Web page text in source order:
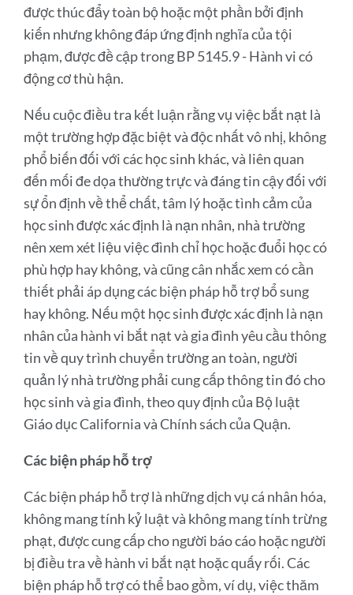
được thúc đẩy toàn bộ hoặc một phần bởi định
kiến ​​nhưng không đáp ứng định nghĩa của tội
phạm, được đề cập trong BP 5145.9 - Hành vi có
động cơ thù hận.
Nếu cuộc điều tra kết luận rằng vụ việc bắt nạt là
một trường hợp đặc biệt và độc nhất vô nhị, không
phổ biến đối với các học sinh khác, và liên quan
đến mối đe dọa thường trực và đáng tin cậy đối với
sự ổn định về thể chất, tâm lý hoặc tình cảm của
học sinh được xác định là nạn nhân, nhà trường
nên xem xét liệu việc đình chỉ học hoặc đuổi học có
phù hợp hay không, và cũng cân nhắc xem có cần
thiết phải áp dụng các biện pháp hỗ trợ bổ sung
hay không. Nếu một học sinh được xác định là nạn
nhân của hành vi bắt nạt và gia đình yêu cầu thông
tin về quy trình chuyển trường an toàn, người
quản lý nhà trường phải cung cấp thông tin đó cho
học sinh và gia đình, theo quy định của Bộ luật
Giáo dục California và Chính sách của Quận.
Các biện pháp hỗ trợ
Các biện pháp hỗ trợ là những dịch vụ cá nhân hóa,
không mang tính kỷ luật và không mang tính trừng
phạt, được cung cấp cho người báo cáo hoặc người
bị điều tra về hành vi bắt nạt hoặc quấy rối. Các
biện pháp hỗ trợ có thể bao gồm, ví dụ, việc thăm